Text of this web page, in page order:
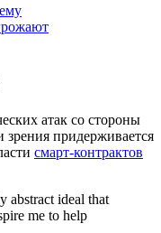
атак со стороны
зрения придерживается
смарт-контрактов
abstract ideal that
me to help